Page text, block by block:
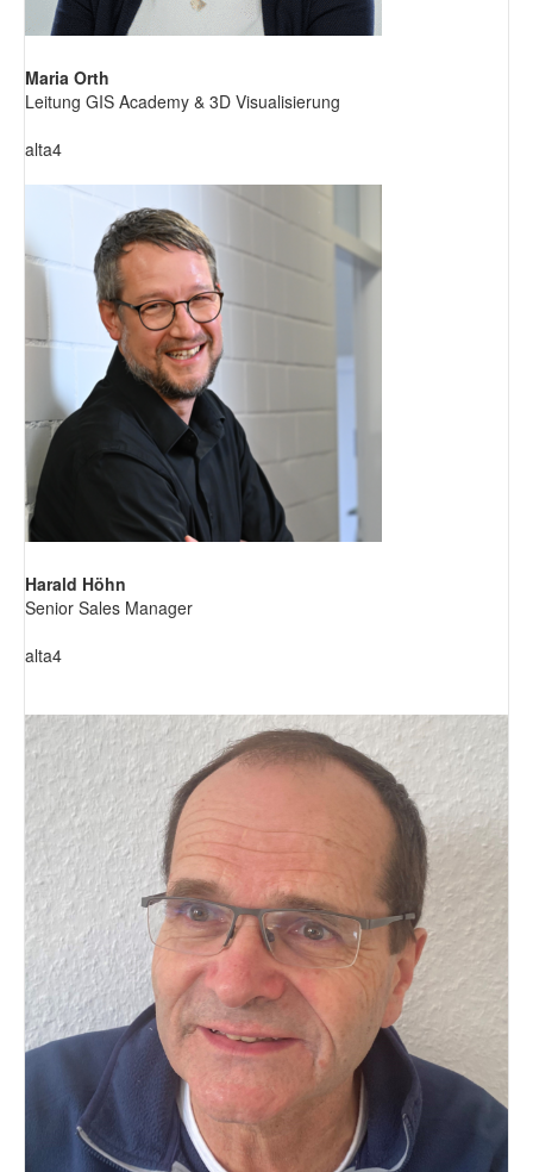
Maria Orth
Leitung GIS Academy & 3D Visualisierung
alta4
Harald Höhn
Senior Sales Manager
alta4